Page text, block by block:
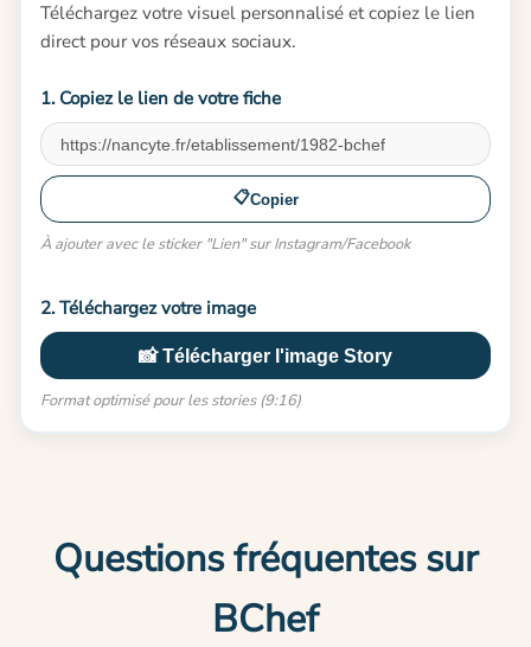
Téléchargez votre visuel personnalisé et copiez le lien
direct pour vos réseaux sociaux.
1. Copiez le lien de votre fiche
📋Copier
À ajouter avec le sticker "Lien" sur Instagram/Facebook
2. Téléchargez votre image
📸 Télécharger l'image Story
Format optimisé pour les stories (9:16)
Questions fréquentes sur
BChef